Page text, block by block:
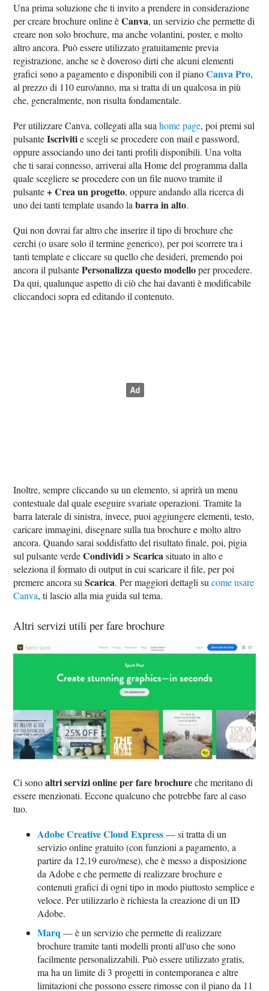
Una prima soluzione che ti invito a prendere in considerazione
per creare brochure online èCanva, un servizio che permette di
creare non solo brochure, ma anche volantini, poster, e molto
altro ancora. Può essere utilizzato gratuitamente previa
registrazione, anche se è doveroso dirti che alcuni elementi
grafici sono a pagamento e disponibili con il pianoCanva Pro,
al prezzo di 110 euro/anno, ma si tratta di un qualcosa in più
che, generalmente, non risulta fondamentale.
Per utilizzare Canva, collegati alla suahome page, poi premi sul
pulsanteIscrivitie scegli se procedere con mail e password,
oppure associando uno dei tanti profili disponibili. Una volta
che ti sarai connesso, arriverai alla Home del programma dalla
quale scegliere se procedere con un file nuovo tramite il
pulsante+ Crea un progetto, oppure andando alla ricerca di
uno dei tanti template usando labarra in alto.
Qui non dovrai far altro che inserire il tipo di brochure che
cerchi (o usare solo il termine generico), per poi scorrere tra i
tanti template e cliccare su quello che desideri, premendo poi
ancora il pulsantePersonalizza questo modelloper procedere.
Da qui, qualunque aspetto di ciò che hai davanti è modificabile
cliccandoci sopra ed editando il contenuto.
Inoltre, sempre cliccando su un elemento, si aprirà un menu
contestuale dal quale eseguire svariate operazioni. Tramite la
barra laterale di sinistra, invece, puoi aggiungere elementi, testo,
caricare immagini, disegnare sulla tua brochure e molto altro
ancora. Quando sarai soddisfatto del risultato finale, poi, pigia
sul pulsante verdeCondividi > Scaricasituato in alto e
seleziona il formato di output in cui scaricare il file, per poi
premere ancora suScarica. Per maggiori dettagli sucome usare
Canva, ti lascio alla mia guida sul tema.
Altri servizi utili per fare brochure
Ci sonoaltri servizi online per fare brochureche meritano di
essere menzionati. Eccone qualcuno che potrebbe fare al caso
tuo.
Adobe Creative Cloud Express— si tratta di un
servizio online gratuito (con funzioni a pagamento, a
partire da 12,19 euro/mese), che è messo a disposizione
da Adobe e che permette di realizzare brochure e
contenuti grafici di ogni tipo in modo piuttosto semplice e
veloce. Per utilizzarlo è richiesta la creazione di un ID
Adobe.
Marq — è un servizio che permette di realizzare
brochure tramite tanti modelli pronti all'uso che sono
facilmente personalizzabili. Può essere utilizzato gratis,
ma ha un limite di 3 progetti in contemporanea e altre
limitazioni che possono essere rimosse con il piano da 11